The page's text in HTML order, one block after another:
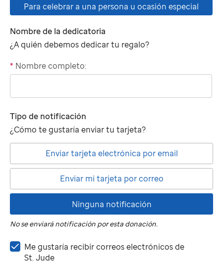
Para celebrar a una persona u ocasión especial
Nombre de la dedicatoria
¿A quién debemos dedicar tu regalo?
"tributee"
* Nombre completo:
Tipo de notificación
¿Cómo te gustaría enviar tu tarjeta?
Enviar tarjeta electrónica por email
Enviar mi tarjeta por correo
Ninguna notificación
No se enviará notificación por esta donación.
Me
gustaría
Me gustaría recibir correos electrónicos de
St. Jude